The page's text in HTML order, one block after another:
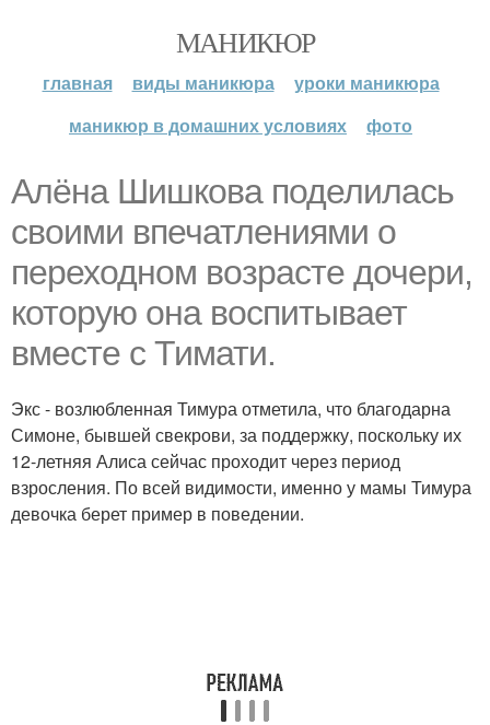
МАНИКЮР
главная виды маникюра
уроки маникюра
маникюр в домашних условиях
фото
Алёна Шишкова поделилась
своими впечатлениями о
переходном возрасте дочери,
которую она воспитывает
вместе с Тимати.
Экс - возлюбленная Тимура отметила, что благодарна
Симоне, бывшей свекрови, за поддержку, поскольку их
12-летняя Алиса сейчас проходит через период
взросления. По всей видимости, именно у мамы Тимура
девочка берет пример в поведении.